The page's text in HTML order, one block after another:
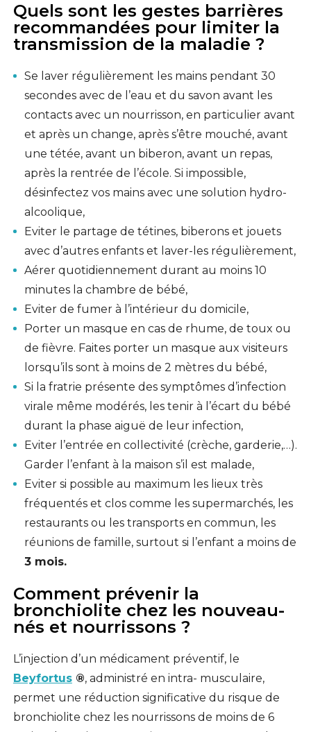
Quels sont les gestes barrières
recommandées pour limiter la
transmission de la maladie ?
Se laver régulièrement les mains pendant 30
secondes avec de l’eau et du savon avant les
contacts avec un nourrisson, en particulier avant
et après un change, après s’être mouché, avant
une tétée, avant un biberon, avant un repas,
après la rentrée de l’école. Si impossible,
désinfectez vos mains avec une solution hydro-
alcoolique,
Eviter le partage de tétines, biberons et jouets
avec d’autres enfants et laver-les régulièrement,
Aérer quotidiennement durant au moins 10
minutes la chambre de bébé,
Eviter de fumer à l’intérieur du domicile,
Porter un masque en cas de rhume, de toux ou
de fièvre. Faites porter un masque aux visiteurs
lorsqu’ils sont à moins de 2 mètres du bébé,
Si la fratrie présente des symptômes d’infection
virale même modérés, les tenir à l’écart du bébé
durant la phase aiguë de leur infection,
Eviter l’entrée en collectivité (crèche, garderie,…).
Garder l’enfant à la maison s’il est malade,
Eviter si possible au maximum les lieux très
fréquentés et clos comme les supermarchés, les
restaurants ou les transports en commun, les
réunions de famille, surtout si l’enfant a moins de
3 mois.
Comment prévenir la
bronchiolite chez les nouveau-
nés et nourrissons ?
L’injection d’un médicament préventif, le
Beyfortus®, administré en intra- musculaire,
permet une réduction significative du risque de
bronchiolite chez les nourrissons de moins de 6